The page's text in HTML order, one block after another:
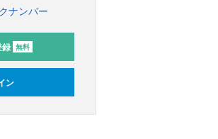
ナンバー
録 無料
ン